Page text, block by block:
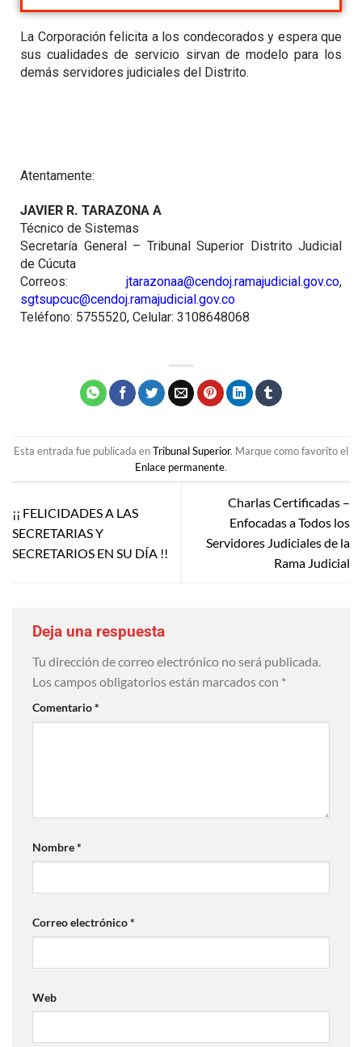
La Corporación felicita a los condecorados y espera que
sus cualidades de servicio sirvan de modelo para los
demás servidores judiciales del Distrito.
Atentamente:
JAVIER R. TARAZONA A
Técnico de Sistemas
Secretaría General – Tribunal Superior Distrito Judicial
de Cúcuta
Correos: jtarazonaa@cendoj.ramajudicial.gov.co,
sgtsupcuc@cendoj.ramajudicial.gov.co
Teléfono: 5755520, Celular: 3108648068
Esta entrada fue publicada enTribunal Superior. Marque como favorito el
Enlace permanente.
¡¡ FELICIDADES A LAS
SECRETARIAS Y
SECRETARIOS EN SU DÍA !!
Charlas Certificadas –
Enfocadas a Todos los
Servidores Judiciales de la
Rama Judicial
Deja una respuesta
Tu dirección de correo electrónico no será publicada.
Los campos obligatorios están marcados con *
Comentario*
Nombre*
Correo electrónico*
Web